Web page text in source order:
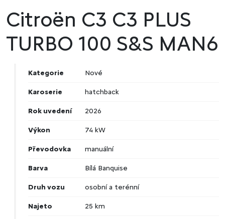
Citroën C3 C3 PLUS
TURBO 100 S&S MAN6
Kategorie Nové
Karoserie hatchback
Rok uvedení 2026
Výkon 74 kW
Převodovka manuální
Barva Bílá Banquise
Druh vozu osobní a terénní
Najeto 25 km